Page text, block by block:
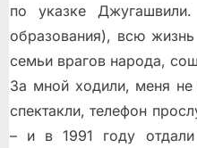
по указке
образования), всю
семьи врагов народа,
За мной ходили, меня
спектакли, телефон
– и в 1991 году